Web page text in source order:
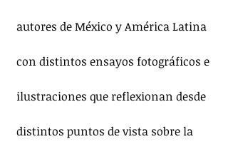
autores de México y América Latina
con distintos ensayos fotográficos e
ilustraciones que reflexionan desde
distintos puntos de vista sobre la